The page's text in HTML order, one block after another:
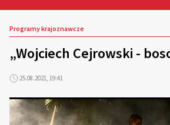
Programy krajoznawcze
„Wojciech Cejrowski -
25.08.2021, 19:41